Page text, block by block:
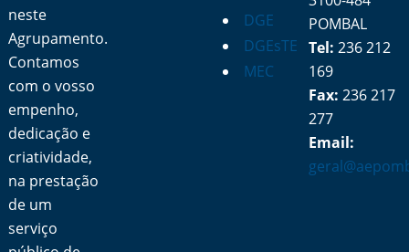
neste
Agrupamento.
Contamos
com o vosso
empenho,
dedicação e
criatividade,
na prestação
de um
serviço
DGE
DGEsTE
MEC
POMBAL
Tel: 236 212
169
Fax: 236 217
277
Email: